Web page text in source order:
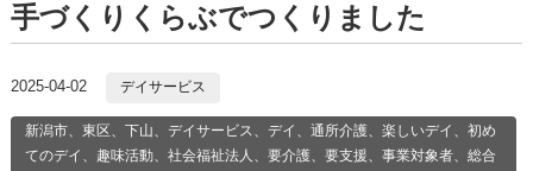
手づくりくらぶでつくりました
2025-04-02 デイサービス
新潟市、東区、下山、デイサービス、デイ、通所介護、楽しいデイ、初め
てのデイ、趣味活動、社会福祉法人、要介護、要支援、事業対象者、総合